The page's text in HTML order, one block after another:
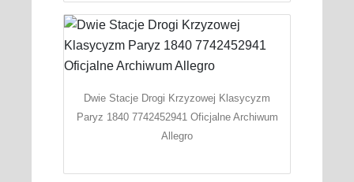
Dwie Stacje Drogi Krzyzowej Klasycyzm
Paryz 1840 7742452941 Oficjalne Archiwum
Allegro